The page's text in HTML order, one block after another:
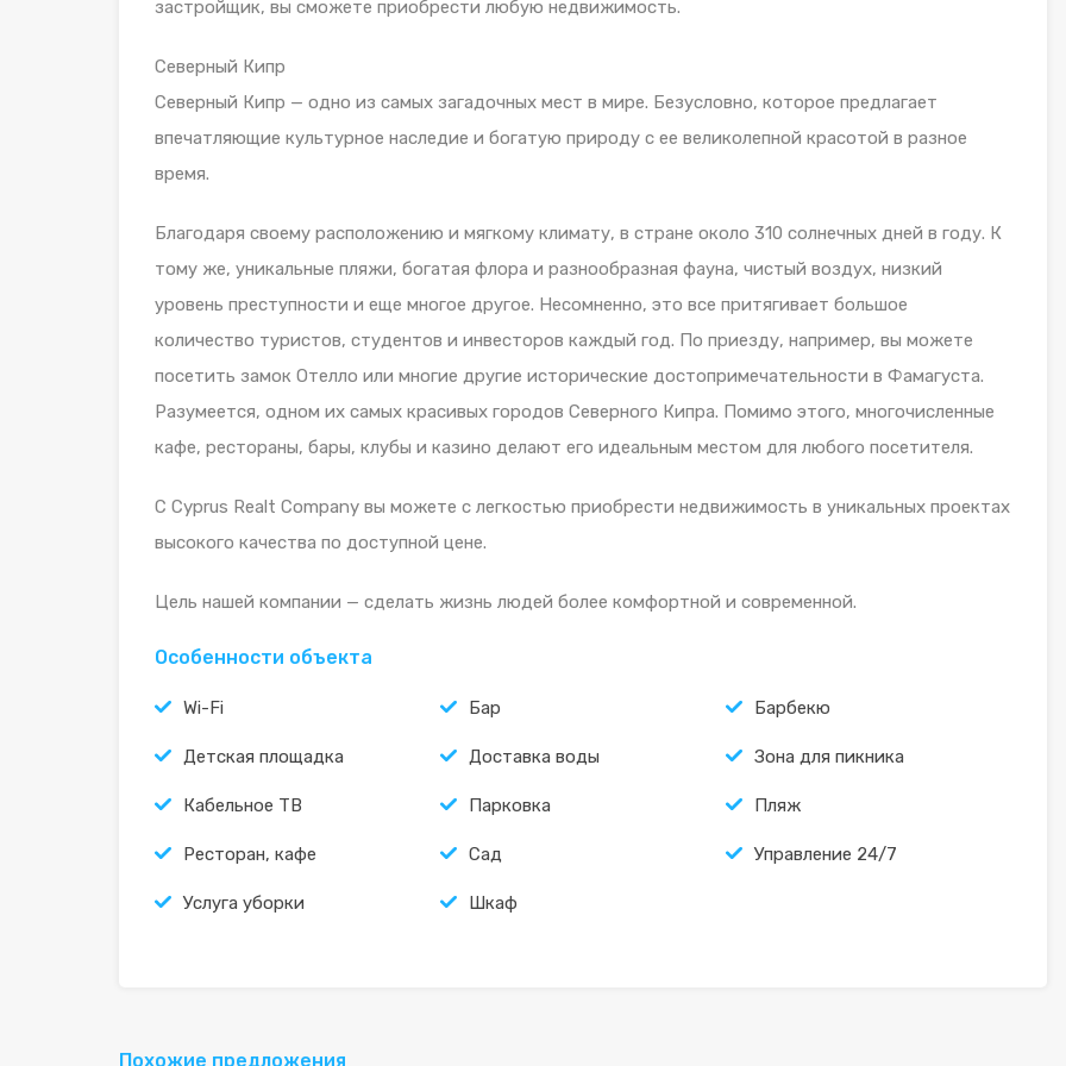
застройщик, вы сможете приобрести любую недвижимость.
Северный Кипр
Северный Кипр — одно из самых загадочных мест в мире. Безусловно, которое предлагает
впечатляющие культурное наследие и богатую природу с ее великолепной красотой в разное
время.
Благодаря своему расположению и мягкому климату, в стране около 310 солнечных дней в году. К
тому же, уникальные пляжи, богатая флора и разнообразная фауна, чистый воздух, низкий
уровень преступности и еще многое другое. Несомненно, это все притягивает большое
количество туристов, студентов и инвесторов каждый год. По приезду, например, вы можете
посетить замок Отелло или многие другие исторические достопримечательности в Фамагуста.
Разумеется, одном их самых красивых городов Северного Кипра. Помимо этого, многочисленные
кафе, рестораны, бары, клубы и казино делают его идеальным местом для любого посетителя.
С Cyprus Realt Company вы можете с легкостью приобрести недвижимость в уникальных проектах
высокого качества по доступной цене.
Цель нашей компании — сделать жизнь людей более комфортной и современной.
Особенности объекта
Wi-Fi Бар Барбекю
Детская площадка Доставка воды Зона для пикника
Кабельное ТВ Парковка Пляж
Ресторан, кафе Сад Управление 24/7
Услуга уборки Шкаф
Похожие предложения